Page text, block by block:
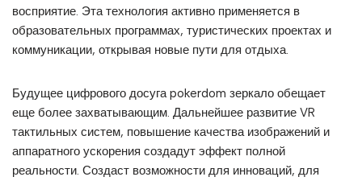
восприятие. Эта технология активно применяется в
образовательных программах, туристических проектах и
коммуникации, открывая новые пути для отдыха.
Будущее цифрового досуга pokerdom зеркало обещает
еще более захватывающим. Дальнейшее развитие VR
тактильных систем, повышение качества изображений и
аппаратного ускорения создадут эффект полной
реальности. Создаст возможности для инноваций, для